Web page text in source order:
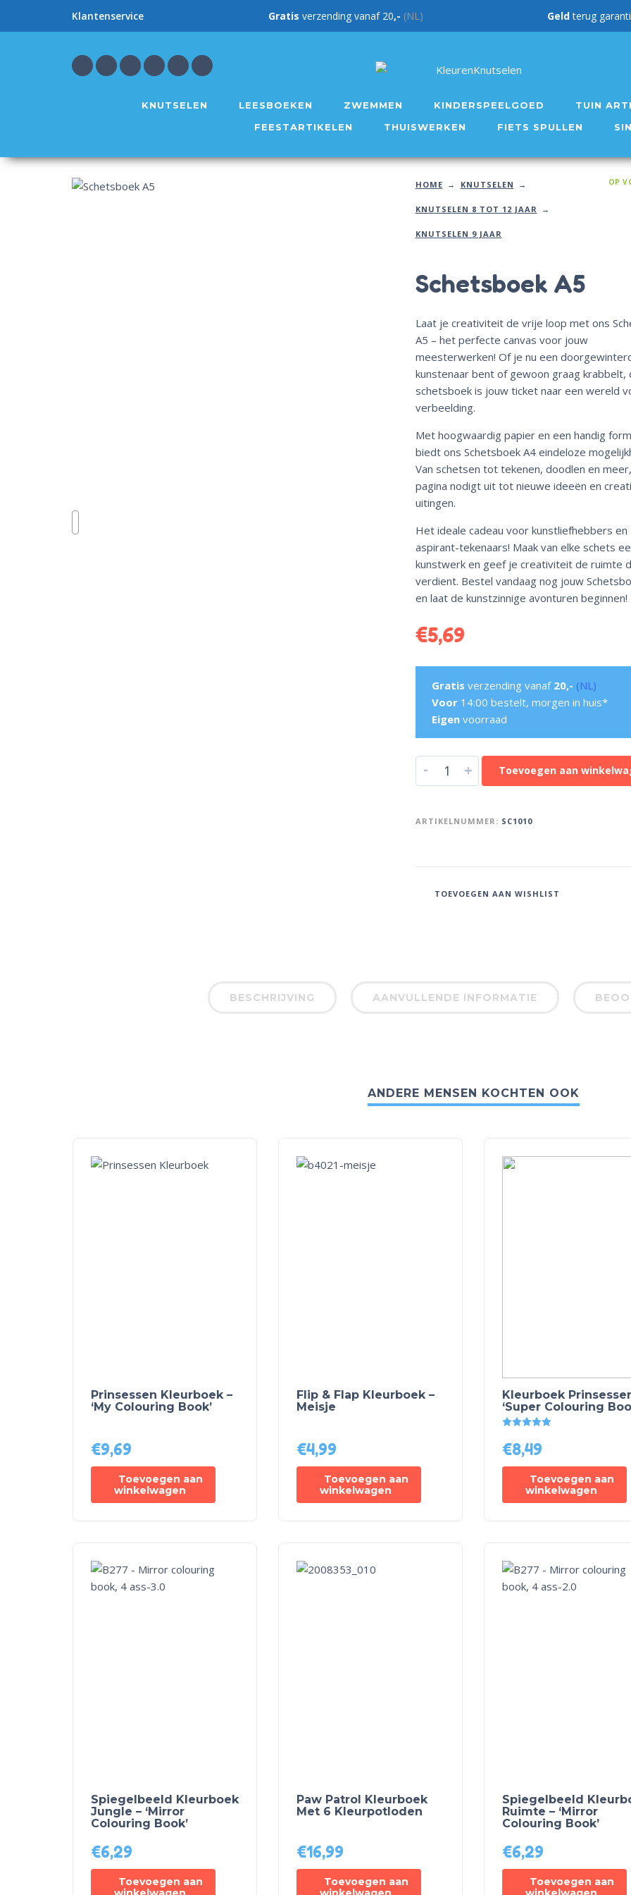
Klantenservice Gratis verzending vanaf 20,- (NL) Geld
KNUTSELEN LEESBOEKEN ZWEMMEN KINDERSPEELGOED
TUIN
FEESTARTIKELEN
THUISWERKEN FIETS SPULLEN
HOME KNUTSELEN
KNUTSELEN 8 TOT 12 JAAR
KNUTSELEN 9 JAAR
OP
Schetsboek A5
Laat je creativiteit de vrije loop met ons
A5 – het perfecte canvas voor jouw
meesterwerken! Of je nu een
kunstenaar bent of gewoon graag krabbelt,
schetsboek is jouw ticket naar een wereld
verbeelding.
Met hoogwaardig papier en een handig
biedt ons Schetsboek A4 eindeloze
Van schetsen tot tekenen, doodlen en
pagina nodigt uit tot nieuwe ideeën en
uitingen.
Het ideale cadeau voor kunstliefhebbers en
aspirant-tekenaars! Maak van elke schets
kunstwerk en geef je creativiteit de ruimte
verdient. Bestel vandaag nog jouw
en laat de kunstzinnige avonturen beginnen!
€5,69
Gratis verzending vanaf 20,- (NL)
Voor 14:00 bestelt, morgen in huis*
Eigen voorraad
- + Toevoegen aan
ARTIKELNUMMER: SC1010
TOEVOEGEN AAN WISHLIST
BESCHRIJVING AANVULLENDE INFORMATIE
ANDERE MENSEN KOCHTEN OOK
Prinsessen Kleurboek –
‘My Colouring Book’
€9,69
Toevoegen aan
winkelwagen
Flip & Flap Kleurboek –
Meisje
€4,99
Toevoegen aan
winkelwagen
Kleurboek
‘Super Colouring
€8,49
Toevoegen aan
winkelwagen
Spiegelbeeld Kleurboek
Jungle – ‘Mirror
Colouring Book’
€6,29
Toevoegen aan
Paw Patrol Kleurboek
Met 6 Kleurpotloden
€16,99
Toevoegen aan
Spiegelbeeld
Ruimte – ‘Mirror
Colouring Book’
€6,29
Toevoegen aan